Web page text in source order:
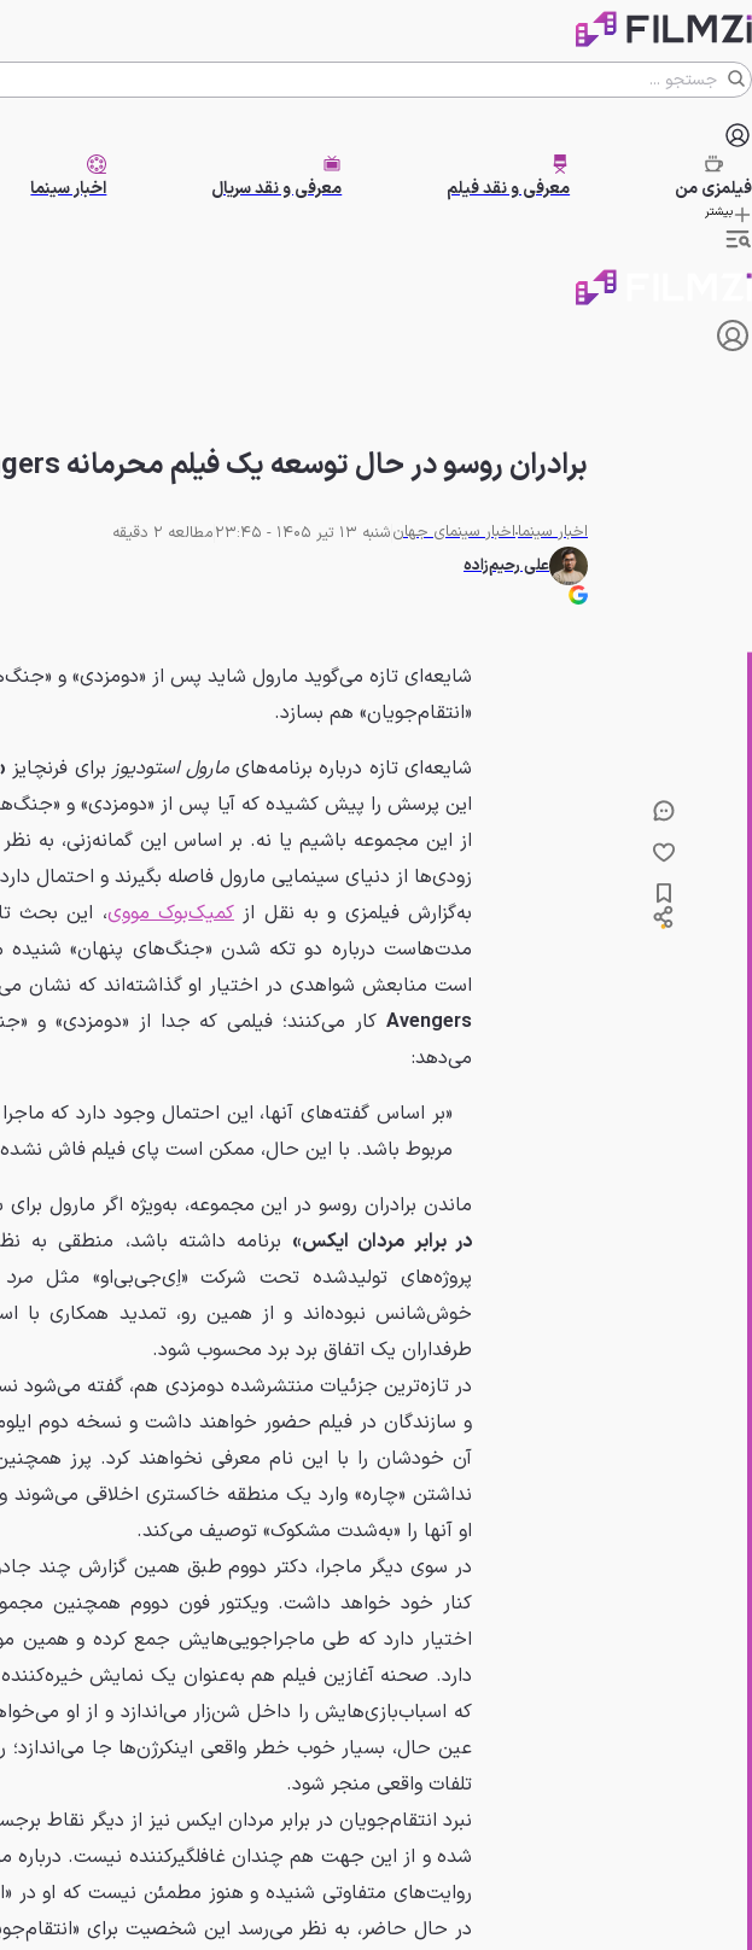
فیلمزیمن معرفی و نقد فیلم معرفی و نقد سریال اخبار سینما
بیشتر
برادران روسو در حال توسعه یک فیلم محرمانه Avengers هستند
اخبار سینمااخبار سینمای جهانشنبه 13 تیر 1405 - 23:45
مطالعه 2 دقیقه
علی رحیم‌زاده
شایعه‌ای تازه می‌گوید مارول شاید پس از «دومزدی» و
«انتقام‌جویان» هم بسازد.
شایعه‌ای تازه درباره برنامه‌های مارول استودیوز برای فرنچایز
این پرسش را پیش کشیده که آیا پس از «دومزدی» و
از این مجموعه باشیم یا نه. بر اساس این گمانه‌زنی، به
زودی‌ها از دنیای سینمایی مارول فاصله بگیرند و احتمال
به‌گزارش فیلمزی و به نقل ازکمیک‌بوک مووی، این بحث
مدت‌هاست درباره دو تکه شدن «جنگ‌های پنهان» شنیده
است منابعش شواهدی در اختیار او گذاشته‌اند که نشان
Avengers کار می‌کنند؛ فیلمی که جدا از «دومزدی» و
می‌دهد:
«بر اساس گفته‌های آنها، این احتمال وجود دارد که
مربوط باشد. با این حال، ممکن است پای فیلم فاش نشده
ماندن برادران روسو در این مجموعه، به‌ویژه اگر مارول
در برابر مردان ایکس» برنامه داشته باشد، منطقی به
پروژه‌های تولیدشده تحت شرکت «اِی‌جی‌بی‌او» مثل
خوش‌شانس نبوده‌اند و از همین رو، تمدید همکاری با
طرفداران یک اتفاق برد برد محسوب شود.
در تازه‌ترین جزئیات منتشرشده دومزدی هم، گفته می‌شود
و سازندگان در فیلم حضور خواهند داشت و نسخه دوم
آن خودشان را با این نام معرفی نخواهند کرد. پرز
نداشتن «چاره» وارد یک منطقه خاکستری اخلاقی
او آنها را «به‌شدت مشکوک» توصیف می‌کند.
در سوی دیگر ماجرا، دکتر دووم طبق همین گزارش چند
کنار خود خواهد داشت. ویکتور فون دووم همچنین
اختیار دارد که طی ماجراجویی‌هایش جمع کرده و
دارد. صحنه آغازین فیلم هم به‌عنوان یک نمایش
که اسباب‌بازی‌هایش را داخل شن‌زار می‌اندازد و از او
عین حال، بسیار خوب خطر واقعی اینکرژن‌ها جا می‌اندازد؛
تلفات واقعی منجر شود.
نبرد انتقام‌جویان در برابر مردان ایکس نیز از دیگر نقاط
شده و از این جهت هم چندان غافلگیرکننده نیست. درباره
روایت‌های متفاوتی شنیده و هنوز مطمئن نیست که او در
در حال حاضر، به نظر می‌رسد این شخصیت برای